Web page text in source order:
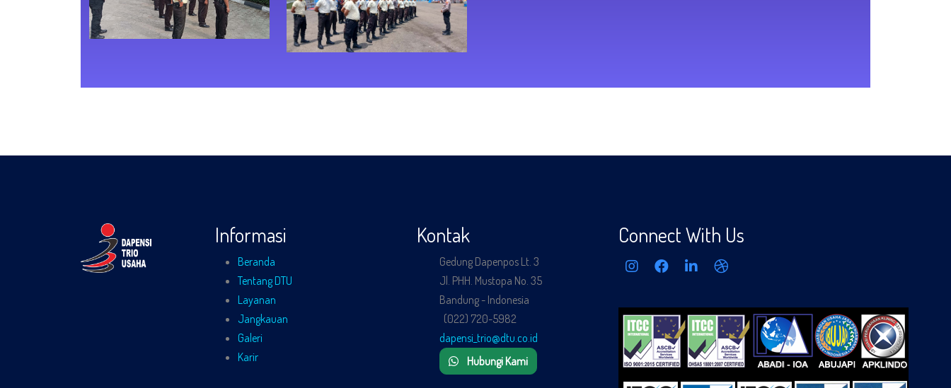
Informasi
Beranda
Tentang DTU
Layanan
Jangkauan
Galeri
Karir
Kontak
Gedung Dapenpos Lt. 3
Jl. PHH. Mustopa No. 35
Bandung - Indonesia
(022) 720-5982
dapensi_trio@dtu.co.id
Hubungi Kami
Connect With Us